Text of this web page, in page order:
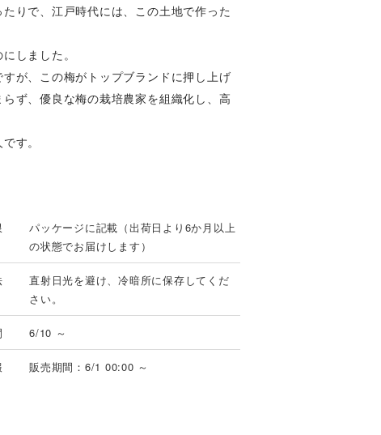
りで、江戸時代には、この土地で作った
しました。
が、この梅がトップブランドに押し上げ
ず、優良な梅の栽培農家を組織化し、高
す。
パッケージに記載（出荷日より6か月以上
の状態でお届けします）
直射日光を避け、冷暗所に保存してくだ
さい。
6/10 ～
販売期間：6/1 00:00 ～